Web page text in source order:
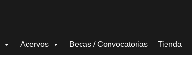
Acervos Becas / Convocatorias Tienda